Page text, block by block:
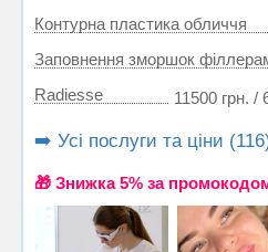
Контурна пластика обличчя
Заповнення зморшок
Radiesse
11500 грн. /
➡️ Усі послуги та ціни
🎁 Знижка 5% за